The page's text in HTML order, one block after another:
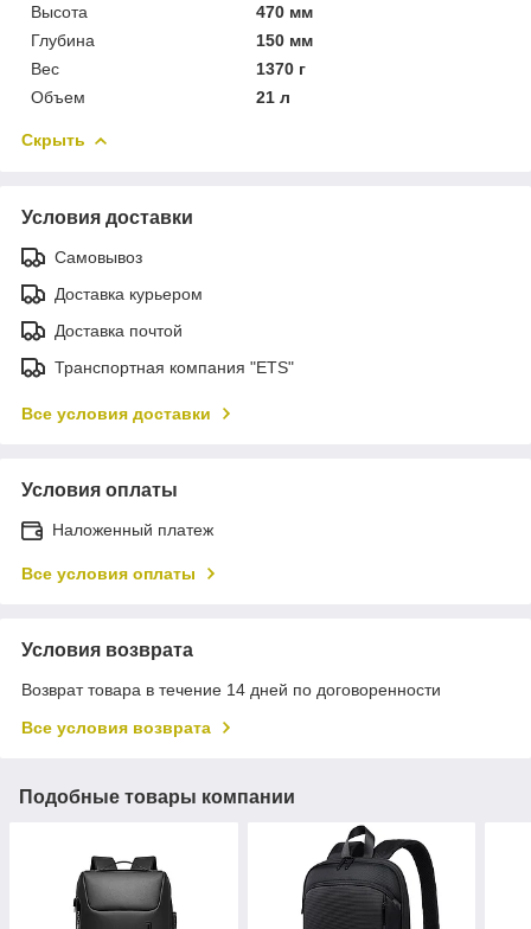
Высота
470 мм
Глубина
150 мм
Вес
1370 г
Объем
21 л
Скрыть
Условия доставки
Самовывоз
Доставка курьером
Доставка почтой
Транспортная компания "ETS"
Все условия доставки
Условия оплаты
Наложенный платеж
Все условия оплаты
Условия возврата
Возврат товара в течение 14 дней по договоренности
Все условия возврата
Подобные товары компании